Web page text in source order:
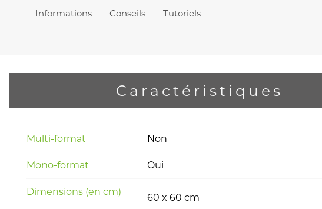
Informations Conseils Tutoriels
Caractéristiques
Multi-format Non
Mono-format Oui
Dimensions (en cm)
60 x 60 cm